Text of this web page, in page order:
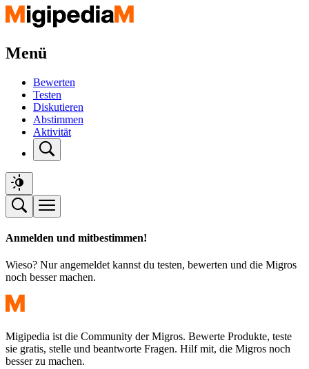
Menü
Bewerten
Testen
Diskutieren
Abstimmen
Aktivität
Anmelden und mitbestimmen!
Wieso? Nur angemeldet kannst du testen, bewerten und die Migros
noch besser machen.
Migipedia ist die Community der Migros. Bewerte Produkte, teste
sie gratis, stelle und beantworte Fragen. Hilf mit, die Migros noch
besser zu machen.